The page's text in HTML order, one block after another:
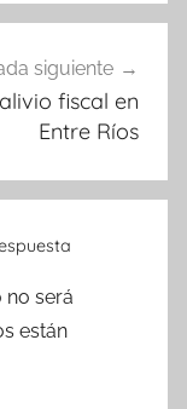
siguiente
fiscal en
Entre Ríos
será
están